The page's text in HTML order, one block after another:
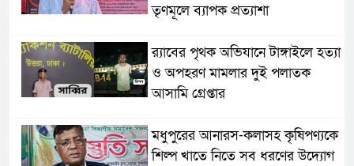
তৃণমূলে ব্যাপক প্রত্যাশা
র‌্যাবের পৃথক অভিযানে টাঙ্গাইলে হত্যা
ও অপহরণ মামলার দুই পলাতক
আসামি গ্রেপ্তার
মধুপুরের আনারস-কলাসহ কৃষিপণ্যকে
শিল্প খাতে নিতে সব ধরণের উদ্যোগ